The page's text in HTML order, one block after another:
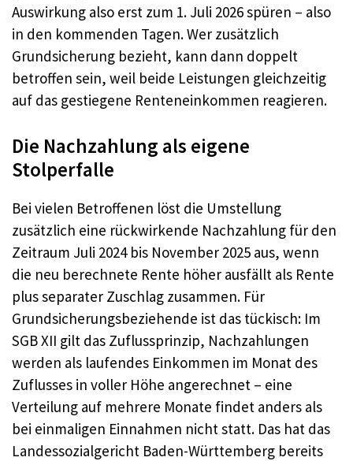
Auswirkung also erst zum 1. Juli 2026 spüren – also
in den kommenden Tagen. Wer zusätzlich
Grundsicherung bezieht, kann dann doppelt
betroffen sein, weil beide Leistungen gleichzeitig
auf das gestiegene Renteneinkommen reagieren.
Die Nachzahlung als eigene
Stolperfalle
Bei vielen Betroffenen löst die Umstellung
zusätzlich eine rückwirkende Nachzahlung für den
Zeitraum Juli 2024 bis November 2025 aus, wenn
die neu berechnete Rente höher ausfällt als Rente
plus separater Zuschlag zusammen. Für
Grundsicherungsbeziehende ist das tückisch: Im
SGB XII gilt das Zuflussprinzip, Nachzahlungen
werden als laufendes Einkommen im Monat des
Zuflusses in voller Höhe angerechnet – eine
Verteilung auf mehrere Monate findet anders als
bei einmaligen Einnahmen nicht statt. Das hat das
Landessozialgericht Baden-Württemberg bereits